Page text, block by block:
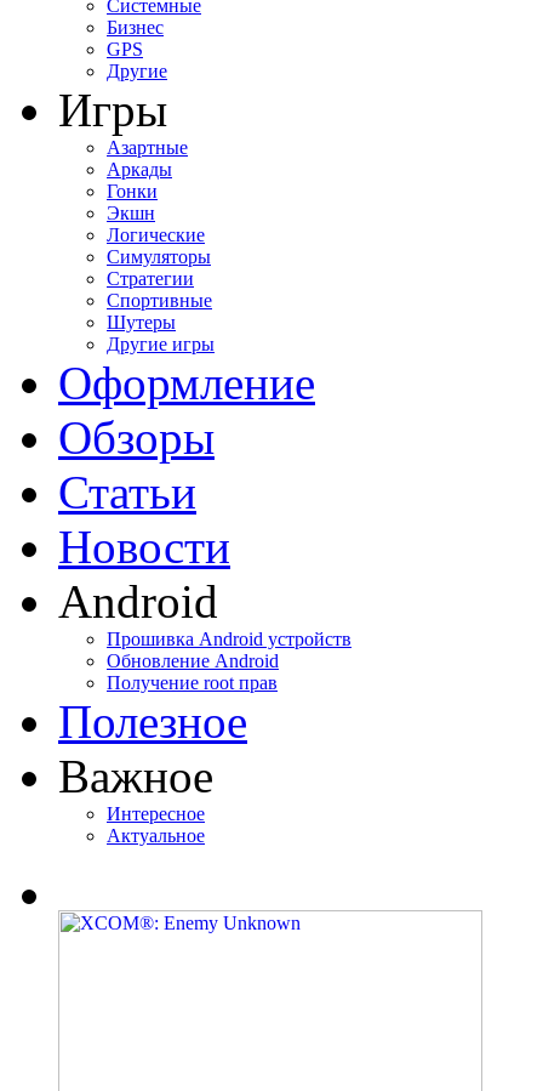
Системные
Бизнес
GPS
Другие
Игры
Азартные
Аркады
Гонки
Экшн
Логические
Симуляторы
Стратегии
Спортивные
Шутеры
Другие игры
Оформление
Обзоры
Статьи
Новости
Android
Прошивка Android устройств
Обновление Android
Получение root прав
Полезное
Важное
Интересное
Актуальное